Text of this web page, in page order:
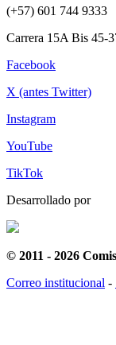
(+57) 601 744 9333
Carrera 15A Bis 45-
Facebook
X (antes Twitter)
Instagram
YouTube
TikTok
Desarrollado por
© 2011 - 2026
Correo institucional -